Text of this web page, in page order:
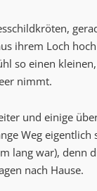
ihrem Loch
so einen
nimmt.
und einige
Weg eigentlich
lang war), denn
nach Hause.